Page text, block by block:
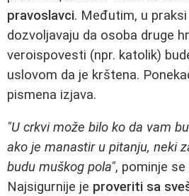
pravoslavci. Međutim, u
dozvoljavaju da osoba druge
veroispovesti (npr. katolik)
uslovom da je krštena.
pismena izjava.
"U crkvi može bilo ko da vam
ako je manastir u pitanju, neki
budu muškog pola", pominje
Najsigurnije je proveriti sa